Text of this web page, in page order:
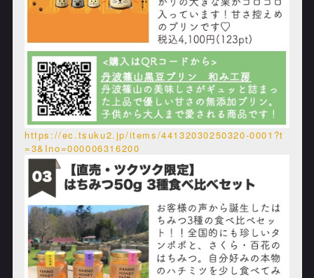
https://ec.tsuku2.jp/items/44132030250320-0001?t
=3&Ino=000006316200